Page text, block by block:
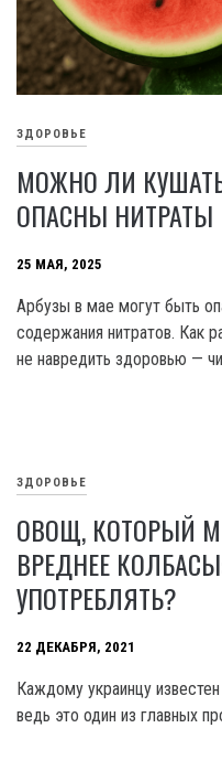
ЗДОРОВЬЕ
МОЖНО ЛИ
ОПАСНЫ НИТРАТЫ
25 МАЯ, 2025
Арбузы в мае могут быть
содержания нитратов. Как
не навредить здоровью —
ЗДОРОВЬЕ
ОВОЩ, КОТОРЫЙ
ВРЕДНЕЕ
УПОТРЕБЛЯТЬ?
22 ДЕКАБРЯ, 2021
Каждому украинцу
ведь это один из главных